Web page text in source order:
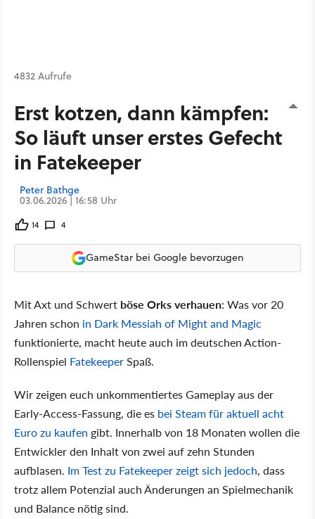
4832 Aufrufe
Erst kotzen, dann kämpfen:
So läuft unser erstes Gefecht
in Fatekeeper
Peter Bathge
03.06.2026 | 16:58 Uhr
14 4
GameStar bei Google bevorzugen
Mit Axt und Schwert böse Orks verhauen: Was vor 20
Jahren schon in Dark Messiah of Might and Magic
funktionierte, macht heute auch im deutschen Action-
Rollenspiel FatekeeperSpaß.
Wir zeigen euch unkommentiertes Gameplay aus der
Early-Access-Fassung, die es bei Steam für aktuell acht
Euro zu kaufen gibt. Innerhalb von 18 Monaten wollen die
Entwickler den Inhalt von zwei auf zehn Stunden
aufblasen. Im Test zu Fatekeeper zeigt sich jedoch, dass
trotz allem Potenzial auch Änderungen an Spielmechanik
und Balance nötig sind.